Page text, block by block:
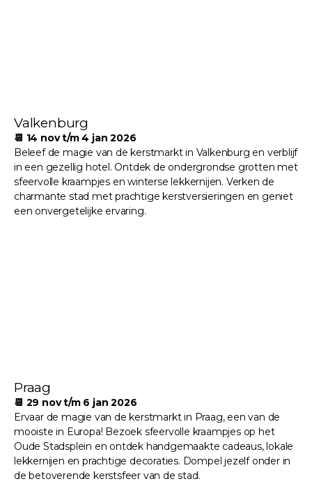
Valkenburg
📆 14 nov t/m 4 jan 2026
Beleef de magie van de kerstmarkt in Valkenburg en verblijf
in een gezellig hotel. Ontdek de ondergrondse grotten met
sfeervolle kraampjes en winterse lekkernijen. Verken de
charmante stad met prachtige kerstversieringen en geniet
een onvergetelijke ervaring.
Praag
📆 29 nov t/m 6 jan 2026
Ervaar de magie van de kerstmarkt in Praag, een van de
mooiste in Europa! Bezoek sfeervolle kraampjes op het
Oude Stadsplein en ontdek handgemaakte cadeaus, lokale
lekkernijen en prachtige decoraties. Dompel jezelf onder in
de betoverende kerstsfeer van de stad.